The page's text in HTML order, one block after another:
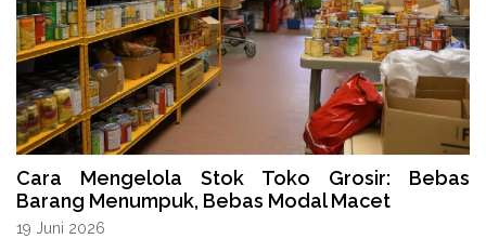
Cara Mengelola Stok Toko Grosir: Bebas
Barang Menumpuk, Bebas Modal Macet
19 Juni 2026